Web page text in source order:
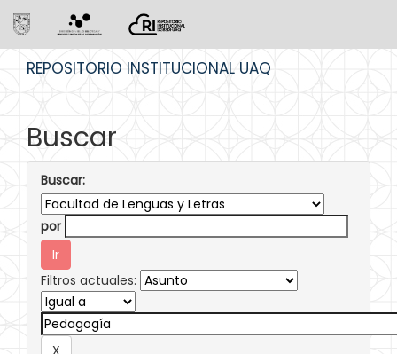
REPOSITORIO INSTITUCIONAL UAQ
Buscar
Buscar:
por
Filtros actuales: